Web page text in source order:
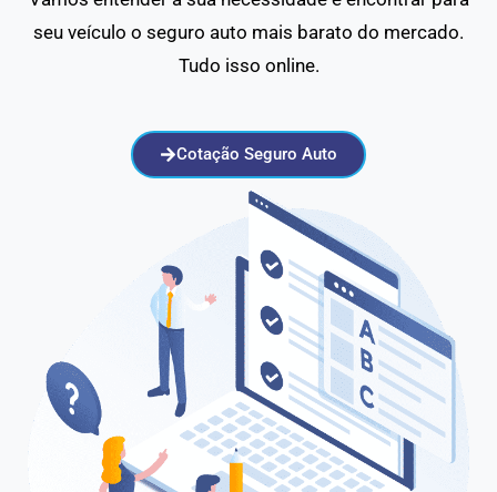
seu veículo o seguro auto mais barato do mercado.
Tudo isso online.
Cotação Seguro Auto